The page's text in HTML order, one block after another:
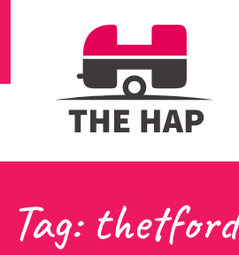
Tag: